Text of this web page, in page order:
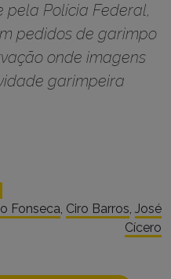
pela Polícia Federal,
pedidos de garimpo
onde imagens
garimpeira
Fonseca, Ciro Barros, José
Cícero